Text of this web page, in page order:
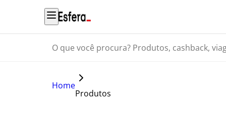
O que você procura? Produtos, cashback, viagens...
Home
Produtos